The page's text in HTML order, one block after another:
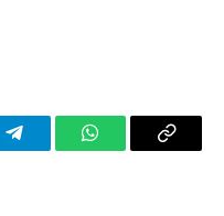
TelegramWhatsAppCopy